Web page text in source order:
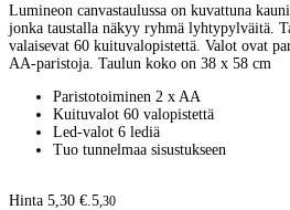
Lumineon canvastaulussa on kuvattuna
jonka taustalla näkyy ryhmä lyhtypylväitä.
valaisevat 60 kuituvalopistettä. Valot ovat
AA-paristoja. Taulun koko on 38 x 58 cm
Paristotoiminen 2 x AA
Kuituvalot 60 valopistettä
Led-valot 6 lediä
Tuo tunnelmaa sisustukseen
Hinta 5,30 €. 5,30